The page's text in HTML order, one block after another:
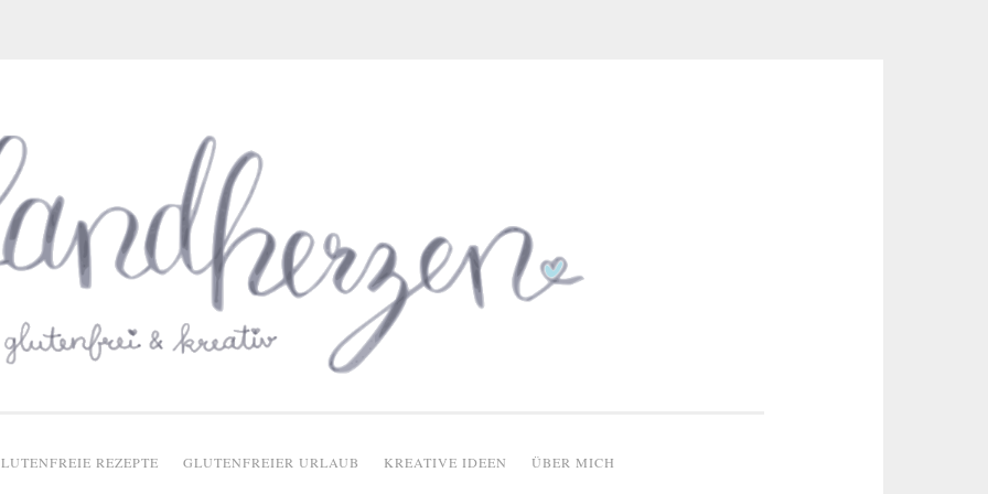
REZEPTE GLUTENFREIER URLAUB KREATIVE IDEEN ÜBER MICH